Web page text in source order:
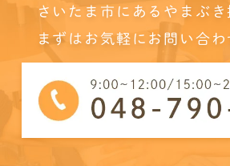
さいたま市にあるやまぶき
まずはお気軽にお問い合わ